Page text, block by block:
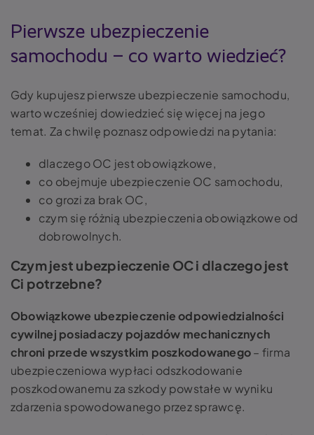
Pierwsze ubezpieczenie
samochodu – co warto wiedzieć?
Gdy kupujesz pierwsze ubezpieczenie samochodu,
warto wcześniej dowiedzieć się więcej na jego
temat. Za chwilę poznasz odpowiedzi na pytania:
dlaczego OC jest obowiązkowe,
co obejmuje ubezpieczenie OC samochodu,
co grozi za brak OC,
czym się różnią ubezpieczenia obowiązkowe od
dobrowolnych.
Czym jest ubezpieczenie OC i dlaczego jest
Ci potrzebne?
Obowiązkowe ubezpieczenie odpowiedzialności
cywilnej posiadaczy pojazdów mechanicznych
chroni przede wszystkim poszkodowanego– firma
ubezpieczeniowa wypłaci odszkodowanie
poszkodowanemu za szkody powstałe w wyniku
zdarzenia spowodowanego przez sprawcę.